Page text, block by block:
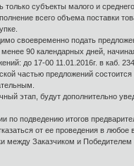
субъекты малого и
всего объема поставки
своевременно подать
90 календарных дней,
до 17-00 11.01.2016г. в каб.
частью предложений
этап, будут дополнительно
подведению итогов
от ее проведения в любое
между Заказчиком и Победителем